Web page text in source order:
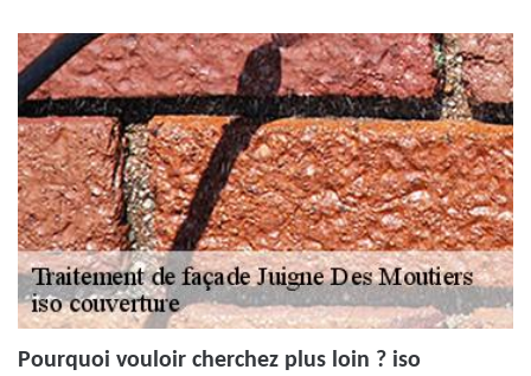
Pourquoi vouloir cherchez plus loin ? iso